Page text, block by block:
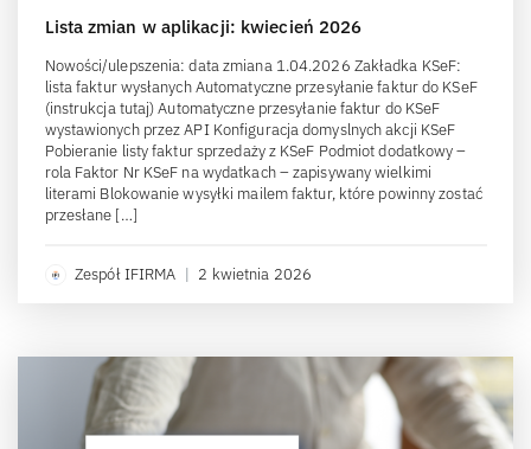
Lista zmian w aplikacji: kwiecień 2026
Nowości/ulepszenia: data zmiana 1.04.2026 Zakładka KSeF:
lista faktur wysłanych Automatyczne przesyłanie faktur do KSeF
(instrukcja tutaj) Automatyczne przesyłanie faktur do KSeF
wystawionych przez API Konfiguracja domyslnych akcji KSeF
Pobieranie listy faktur sprzedaży z KSeF Podmiot dodatkowy –
rola Faktor Nr KSeF na wydatkach – zapisywany wielkimi
literami Blokowanie wysyłki mailem faktur, które powinny zostać
przesłane […]
Zespół IFIRMA | 2 kwietnia 2026